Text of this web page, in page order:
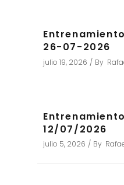
26-07-2026
julio 19, 2026 By
12/07/2026
julio 5, 2026 By